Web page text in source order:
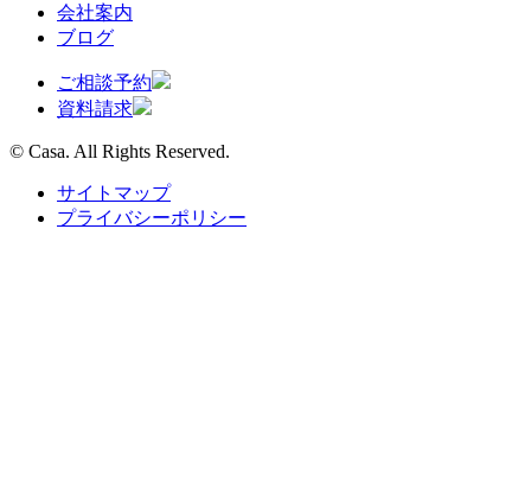
会社案内
ブログ
ご相談予約
資料請求
© Casa. All Rights Reserved.
サイトマップ
プライバシーポリシー